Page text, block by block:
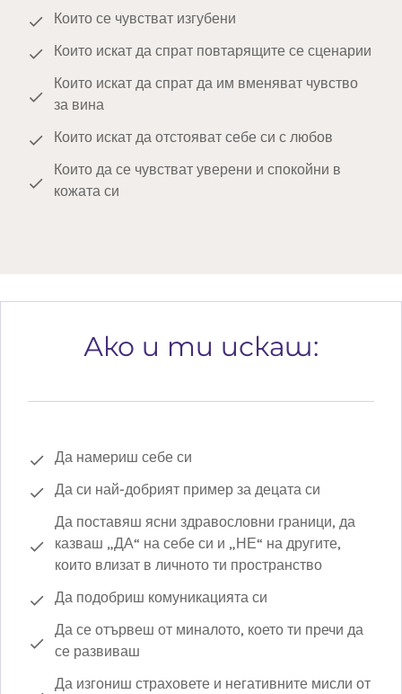
другите.
Които се чувстват изгубени
Които искат да спрат повтарящите се сценарии
Които искат да спрат да им вменяват чувство
за вина
Които искат да отстояват себе си с любов
Които да се чувстват уверени и спокойни в
кожата си
Ако и ти искаш:
Да намериш себе си
Да си най-добрият пример за децата си
Да поставяш ясни здравословни граници, да
казваш „ДА“ на себе си и „НЕ“ на другите,
които влизат в личното ти пространство
Да подобриш комуникацията си
Да се отървеш от миналото, което ти пречи да
се развиваш
Да изгониш страховете и негативните мисли от